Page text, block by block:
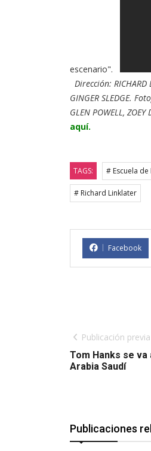
escenario".
Dirección: RICHARD
GINGER SLEDGE.
GLEN POWELL,
aquí.
TAGS: # Escuela de
# Richard Linklater
Facebook
Publicación previa
Tom Hanks se
Arabia Saudí
Publicaciones